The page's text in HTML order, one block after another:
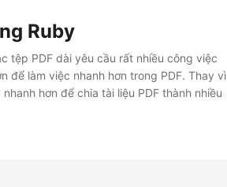
Ruby
tệp PDF dài yêu cầu rất nhiều công việc
để làm việc nhanh hơn trong PDF. Thay vì
hơn để chia tài liệu PDF thành nhiều